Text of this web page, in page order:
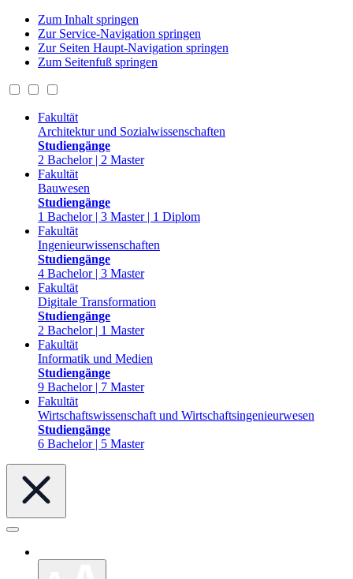
Zum Inhalt springen
Zur Service-Navigation springen
Zur Seiten Haupt-Navigation springen
Zum Seitenfuß springen
Fakultät
Architektur und Sozialwissenschaften
Studiengänge
2 Bachelor | 2 Master
Fakultät
Bauwesen
Studiengänge
1 Bachelor | 3 Master | 1 Diplom
Fakultät
Ingenieurwissenschaften
Studiengänge
4 Bachelor | 3 Master
Fakultät
Digitale Transformation
Studiengänge
2 Bachelor | 1 Master
Fakultät
Informatik und Medien
Studiengänge
9 Bachelor | 7 Master
Fakultät
Wirtschaftswissenschaft und Wirtschaftsingenieurwesen
Studiengänge
6 Bachelor | 5 Master